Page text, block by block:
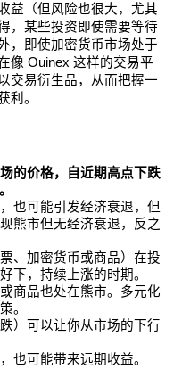
益（但风险也很大，尤其
，某些投资即使需要等待
，即使加密货币市场处于
像 Ouinex 这样的交易平
交易衍生品，从而把握一
利。
的价格，
自近期高点下跌
也可能引发经济衰退，但
熊市但无经济衰退，反之
、加密货币或商品）在投
下，持续上涨的时期。
商品也处在熊市。多元化
。
）可以让你从市场的下行
也可能带来远期收益。